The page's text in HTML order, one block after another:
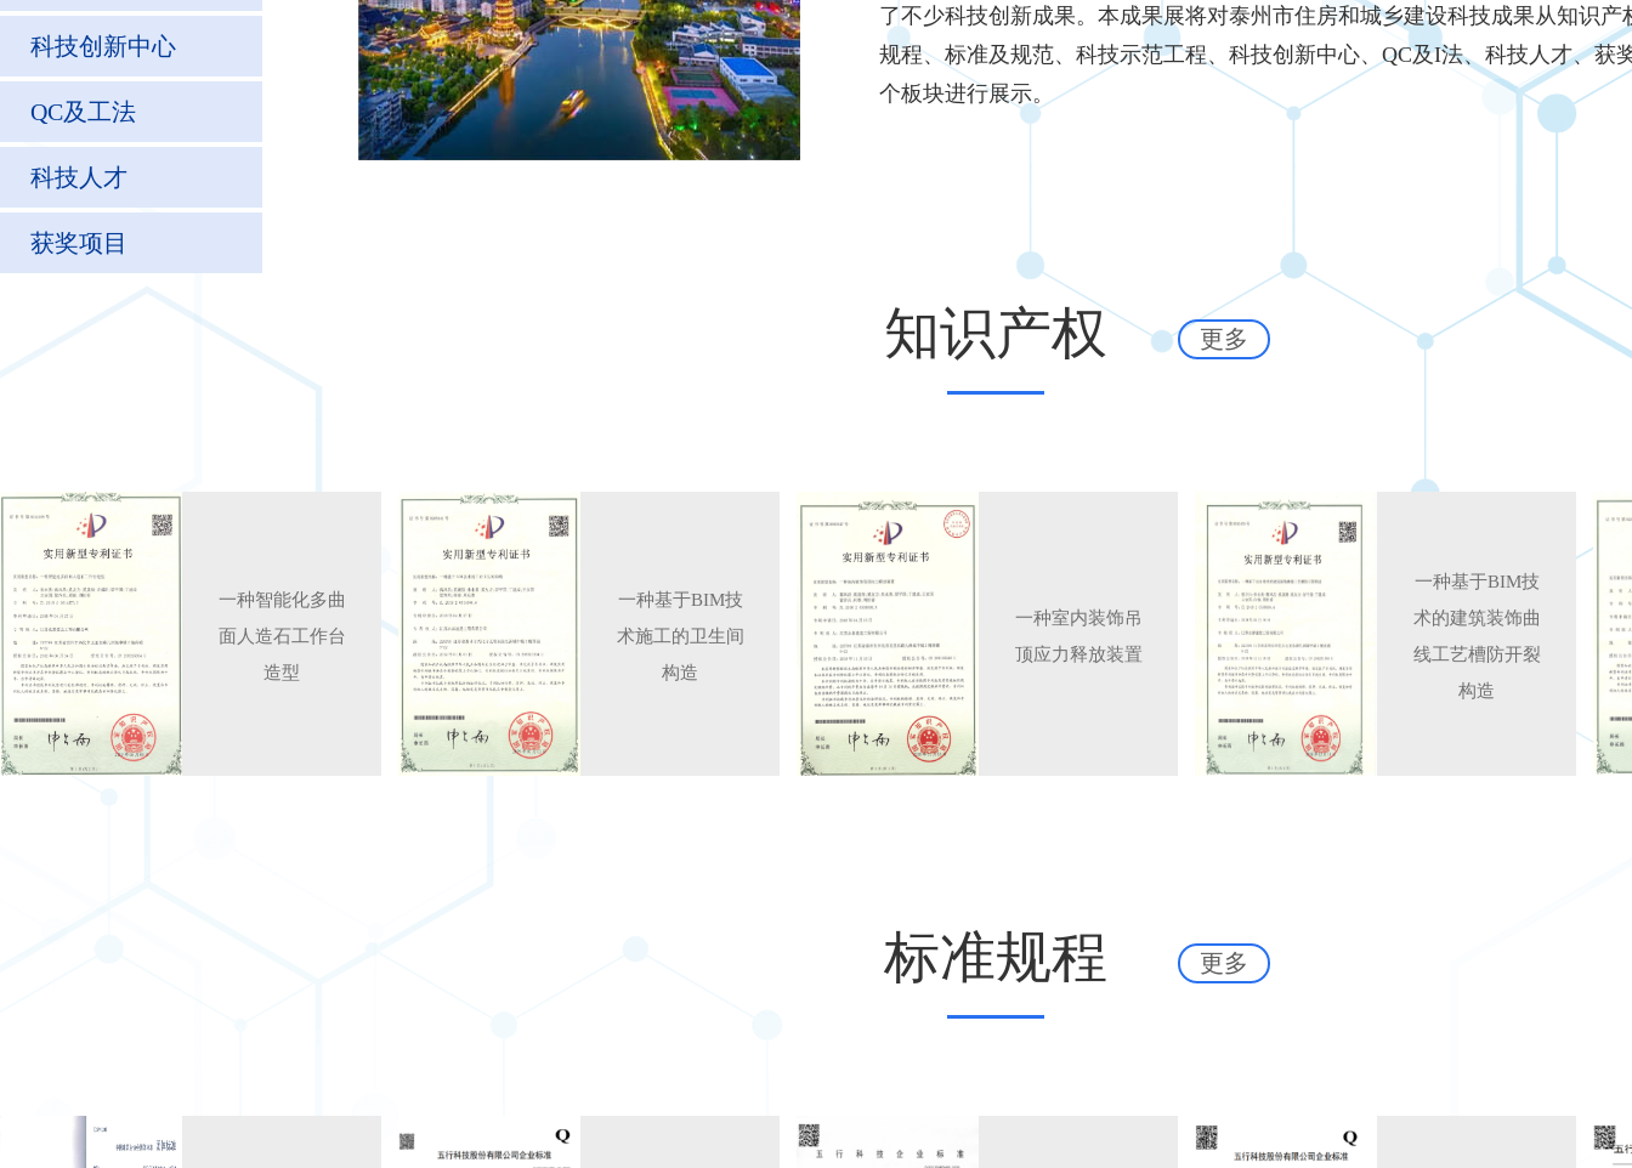
科技创新中心
QC及工法
科技人才
获奖项目
了不少科技创新成果。本成果展将对泰州市住房和城乡建设科技成果从知识产
规程、标准及规范、科技示范工程、科技创新中心、QC及I法、科技人才、获
个板块进行展示。
知识产权 更多
一种智能化多曲
面人造石工作台
造型
一种基于BIM技
术施工的卫生间
构造
一种室内装饰吊
顶应力释放装置
一种基于BIM技
术的建筑装饰曲
线工艺槽防开裂
构造
标准规程 更多